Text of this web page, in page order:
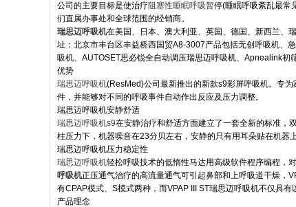
公司的主要目标是使治疗阻塞性睡眠呼吸暂停(睡眠呼吸紊乱最常
们直属办事处和全球范围的经销商。
瑞思迈呼吸机在美国、日本、澳大利亚、英国、德国、新西兰、
址：北京市丰台区丰益桥西国贸A8-3007产品包括无创呼吸机、
吸机、AUTOSET思必锐全自动调压瑞思迈呼吸机、Apnealink初
优势
瑞思迈呼吸机(ResMed)公司最新推出的新款s9彩屏呼吸机。专
件，并能够对不同的呼吸事件自动作出反应及压力调整。
瑞思迈呼吸机安静舒适
瑞思迈呼吸机s9在安静治疗和舒适方面建立了一套全新的标准，
柱压力下，机器噪音在23分贝左右，安静的只有用耳朵贴在机器
瑞思迈呼吸机压力稳定性
瑞思迈呼吸机轻松呼吸技术的低惰性马达用高级软件程序编程，
呼吸机正压通气治疗的高流量通气可引起鼻部和上呼吸道干燥，
有CPAP模式、S模式两种，而VPAP III ST瑞思迈呼吸机不仅具有
产品理念